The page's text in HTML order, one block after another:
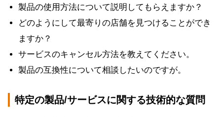
製品の使用方法について説明してもらえますか？
どのようにして最寄りの店舗を見つけることができ
ますか？
サービスのキャンセル方法を教えてください。
製品の互換性について相談したいのですが。
特定の製品/サービスに関する技術的な質問